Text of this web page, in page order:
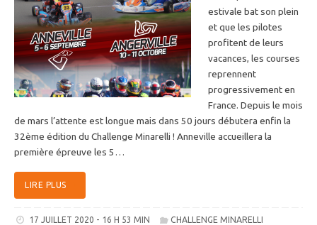
estivale bat son plein
et que les pilotes
profitent de leurs
vacances, les courses
reprennent
progressivement en
France. Depuis le mois
de mars l’attente est longue mais dans 50 jours débutera enfin la
32ème édition du Challenge Minarelli ! Anneville accueillera la
première épreuve les 5…
LIRE PLUS
17 JUILLET 2020 - 16 H 53 MIN CHALLENGE MINARELLI